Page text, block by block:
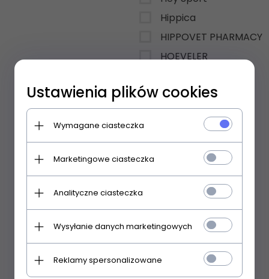
Hippica
HIPPOVET PHARMACY
HOEVELER
HorseLinePRO
Kavalkade
KENTUCKY
KEP ITALIA
Ustawienia plików cookies
Wymagane ciasteczka
Marketingowe ciasteczka
Analityczne ciasteczka
Wysyłanie danych marketingowych
Reklamy spersonalizowane